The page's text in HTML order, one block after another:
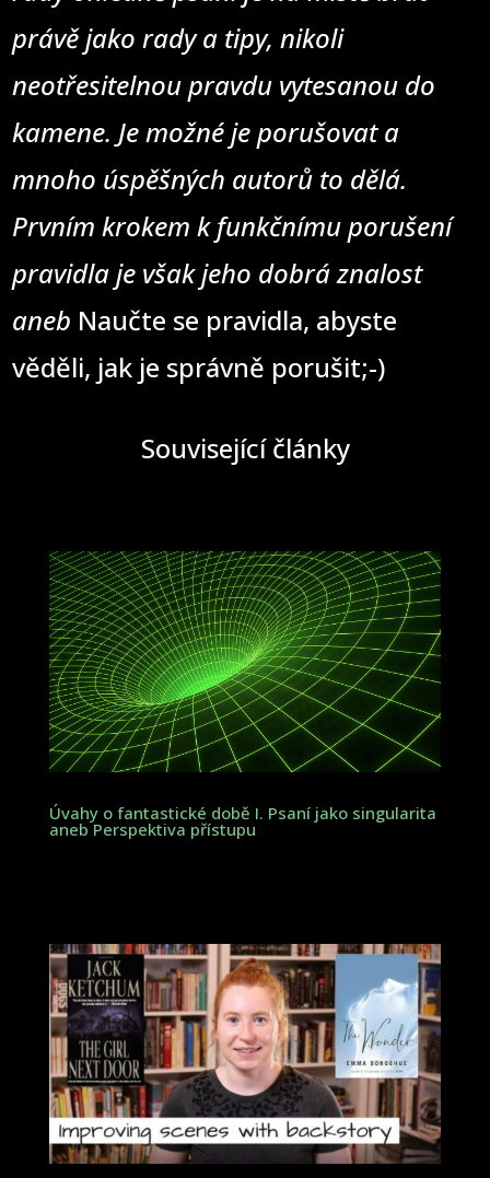
právě jako rady a tipy, nikoli
neotřesitelnou pravdu vytesanou do
kamene. Je možné je porušovat a
mnoho úspěšných autorů to dělá.
Prvním krokem k funkčnímu porušení
pravidla je však jeho dobrá znalost
aneb Naučte se pravidla, abyste
věděli, jak je správně porušit;-)
Související články
Úvahy o fantastické době I. Psaní jako singularita
aneb Perspektiva přístupu